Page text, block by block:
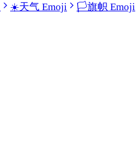
☀️天气 Emoji 🏳️旗帜 Emoji